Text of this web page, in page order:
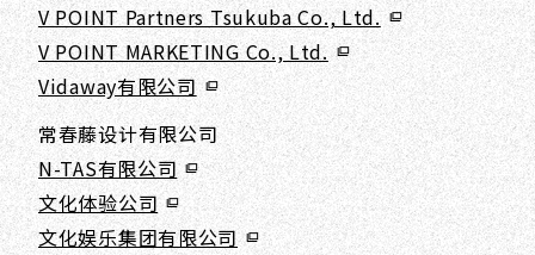
V POINT Partners Tsukuba Co., Ltd.
V POINT MARKETING Co., Ltd.
Vidaway有限公司
常春藤设计有限公司
N-TAS有限公司
文化体验公司
文化娱乐集团有限公司